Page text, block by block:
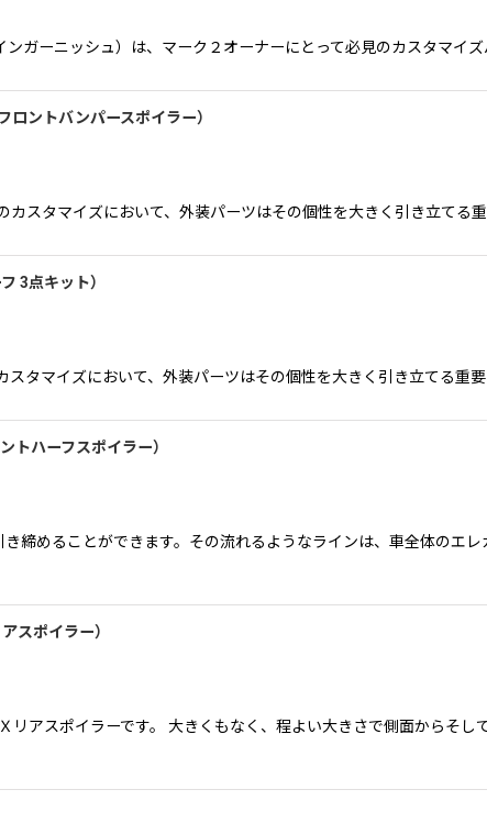
ガーニッシュ）は、マーク２オーナーにとって必見のカスタマイ
ントバンパースポイラー）
スタマイズにおいて、外装パーツはその個性を大きく引き立てる
3点キット）
タマイズにおいて、外装パーツはその個性を大きく引き立てる重要
トハーフスポイラー）
締めることができます。その流れるようなラインは、車全体のエ
スポイラー）
アスポイラーです。 大きくもなく、程よい大きさで側面からそ